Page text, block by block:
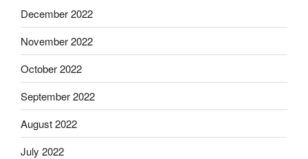
December 2022
November 2022
October 2022
September 2022
August 2022
July 2022